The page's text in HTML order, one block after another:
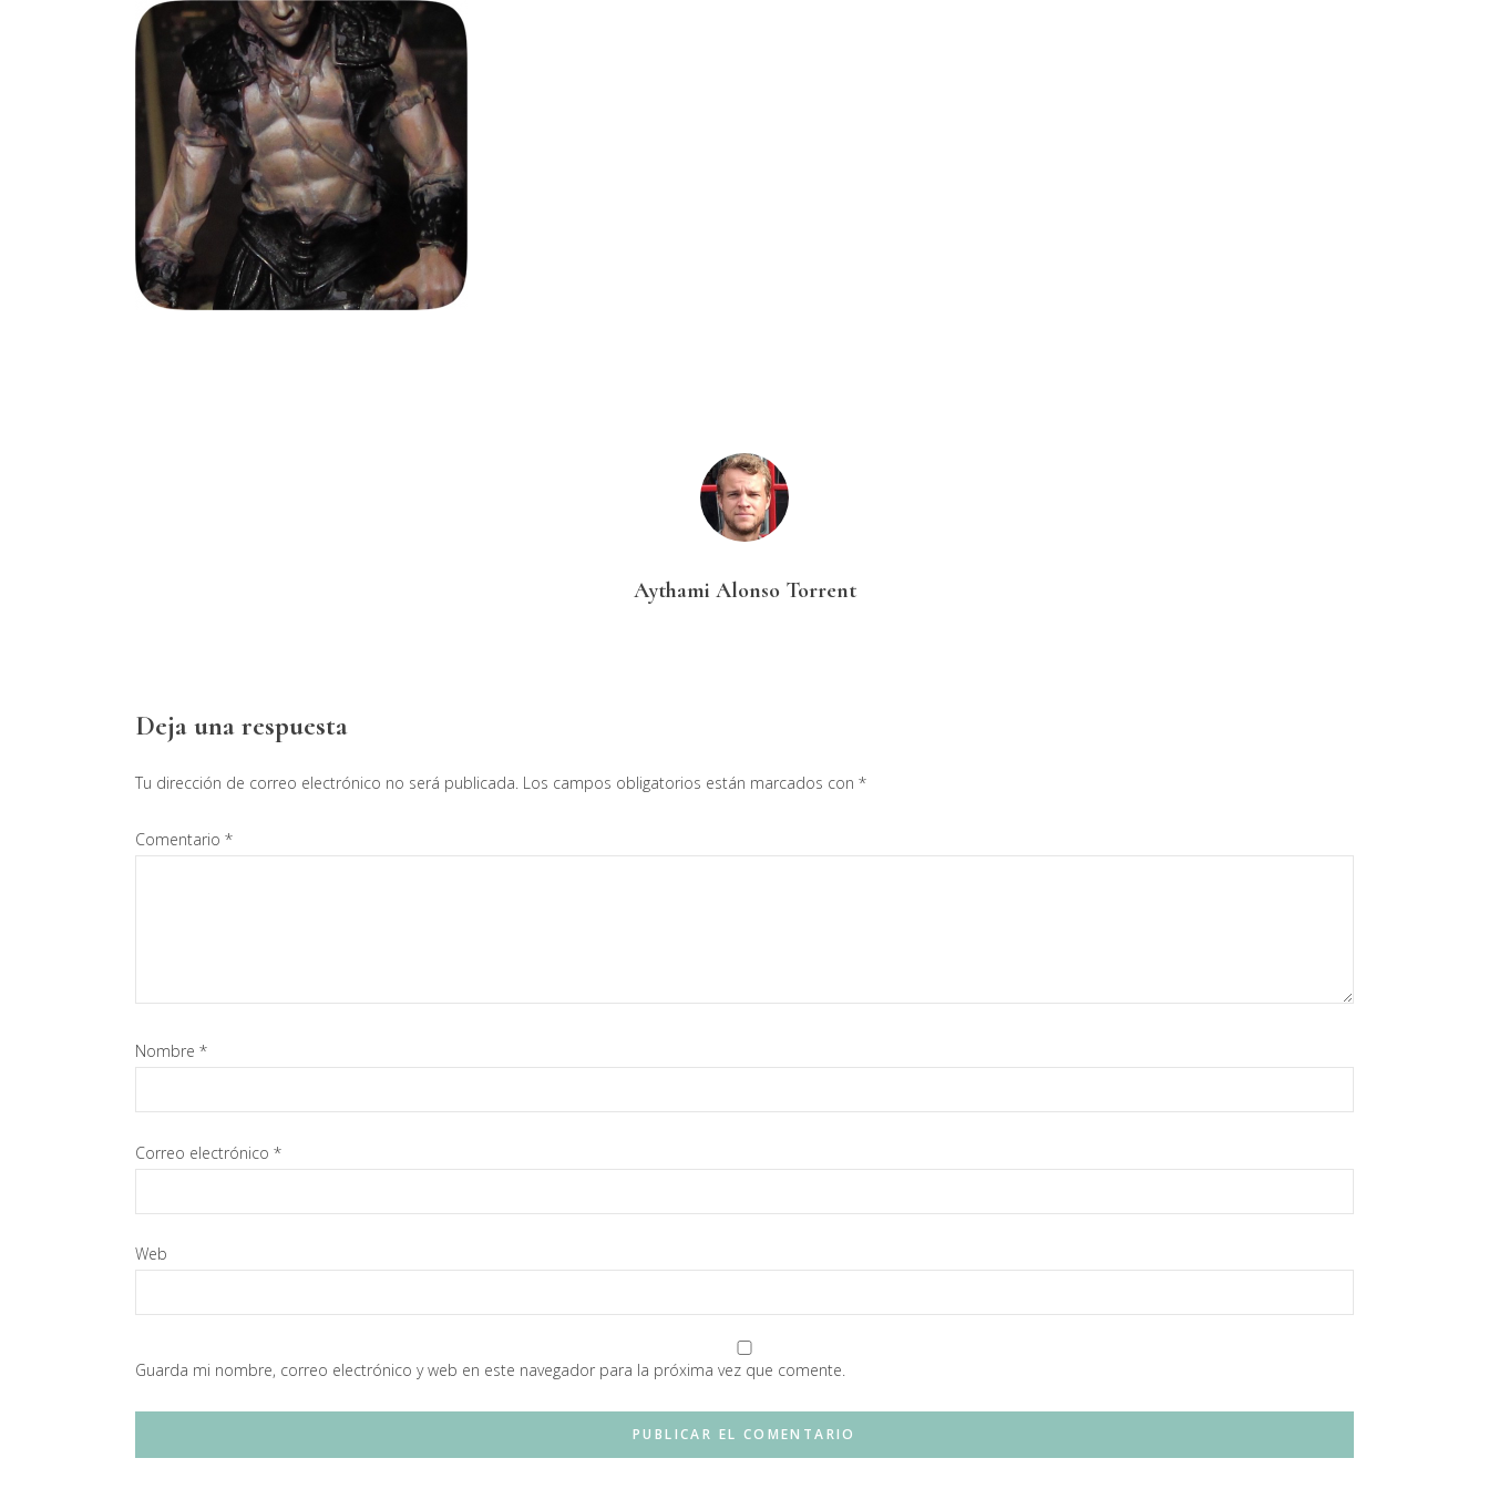
Aythami Alonso Torrent
Interacciones
con
lectores
Deja una respuesta
Tu dirección de correo electrónico no será publicada. Los campos obligatorios están marcados con *
Comentario *
Nombre *
Correo electrónico *
Web
Guarda mi nombre, correo electrónico y web en este navegador para la próxima vez que comente.